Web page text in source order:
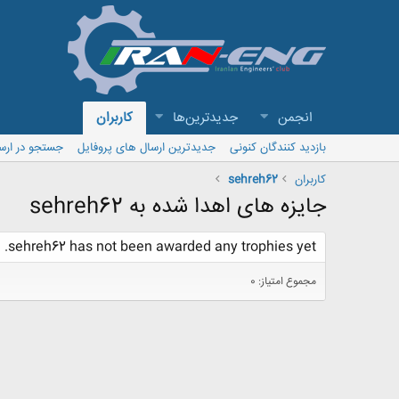
انجمن جدیدترین‌ها کاربران
بازدید کنندگان کنونی جدیدترین ارسال های پروفایل
جستجو در
کاربران
sehreh62
جایزه های اهدا شده به sehreh62
sehreh62 has not been awarded any trophies yet.
مجموع امتیاز: 0